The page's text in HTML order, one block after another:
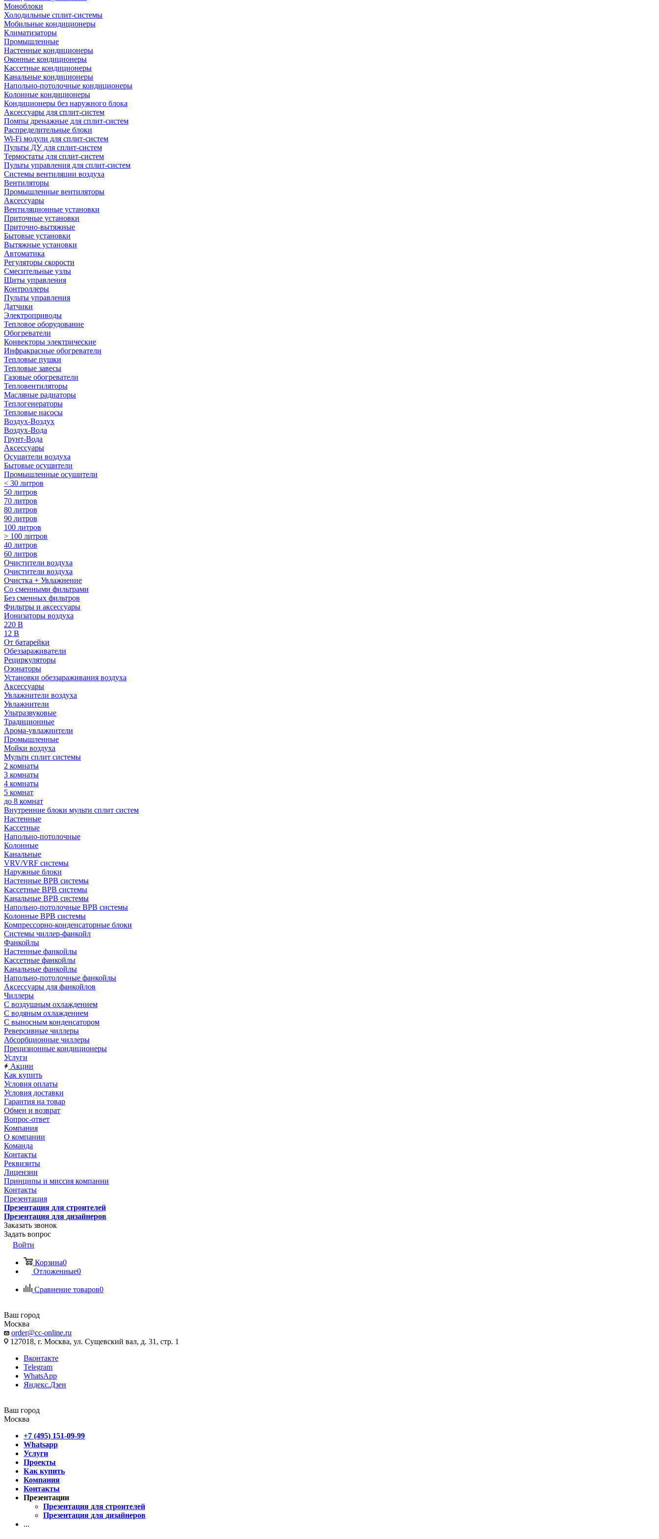
Моноблоки
Холодильные сплит-системы
Мобильные кондиционеры
Климатизаторы
Промышленные
Настенные кондиционеры
Оконные кондиционеры
Кассетные кондиционеры
Канальные кондиционеры
Напольно-потолочные кондиционеры
Колонные кондиционеры
Кондиционеры без наружного блока
Аксессуары для сплит-систем
Помпы дренажные для сплит-систем
Распределительные блоки
Wi-Fi модули для сплит-систем
Пульты ДУ для сплит-систем
Термостаты для сплит-систем
Пульты управления для сплит-систем
Системы вентиляции воздуха
Вентиляторы
Промышленные вентиляторы
Аксессуары
Вентиляционные установки
Приточные установки
Приточно-вытяжные
Бытовые установки
Вытяжные установки
Автоматика
Регуляторы скорости
Смесительные узлы
Щиты управления
Контроллеры
Пульты управления
Датчики
Электроприводы
Тепловое оборудование
Обогреватели
Конвекторы электрические
Инфракрасные обогреватели
Тепловые пушки
Тепловые завесы
Газовые обогреватели
Тепловентиляторы
Масляные радиаторы
Теплогенераторы
Тепловые насосы
Воздух-Воздух
Воздух-Вода
Грунт-Вода
Аксессуары
Осушители воздуха
Бытовые осушители
Промышленные осушители
< 30 литров
50 литров
70 литров
80 литров
90 литров
100 литров
> 100 литров
40 литров
60 литров
Очистители воздуха
Очистители воздуха
Очистка + Увлажнение
Cо сменными фильтрами
Без сменных фильтров
Фильтры и аксессуары
Ионизаторы воздуха
220 В
12 В
От батарейки
Обеззараживатели
Рециркуляторы
Озонаторы
Установки обеззараживания воздуха
Аксессуары
Увлажнители воздуха
Увлажнители
Ультразвуковые
Традиционные
Арома-увлажнители
Промышленные
Мойки воздуха
Мульти сплит системы
2 комнаты
3 комнаты
4 комнаты
5 комнат
до 8 комнат
Внутренние блоки мульти сплит систем
Настенные
Кассетные
Напольно-потолочные
Колонные
Канальные
VRV/VRF системы
Наружные блоки
Настенные ВРВ системы
Кассетные ВРВ системы
Канальные ВРВ системы
Напольно-потолочные ВРВ системы
Колонные ВРВ системы
Компрессорно-конденсаторные блоки
Системы чиллер-фанкойл
Фанкойлы
Настенные фанкойлы
Кассетные фанкойлы
Канальные фанкойлы
Напольно-потолочные фанкойлы
Аксессуары для фанкойлов
Чиллеры
С воздушным охлаждением
С водяным охлаждением
С выносным конденсатором
Реверсивные чиллеры
Абсорбционные чиллеры
Прецизионные кондиционеры
Услуги
Акции
Как купить
Условия оплаты
Условия доставки
Гарантия на товар
Обмен и возврат
Вопрос-ответ
Компания
О компании
Команда
Контакты
Реквизиты
Лицензии
Принципы и миссия компании
Контакты
Презентация
Презентация для строителей
Презентация для дизайнеров
Заказать звонок
Задать вопрос
Войти
Корзина0
Отложенные0
Сравнение товаров0
Ваш город
Москва
order@cc-online.ru
127018, г. Москва, ул. Сущевский вал, д. 31, стр. 1
Вконтакте
Telegram
WhatsApp
Яндекс.Дзен
Ваш город
Москва
+7 (495) 151-09-99
Whatsapp
Услуги
Проекты
Как купить
Компания
Контакты
Презентации
Презентация для строителей
Презентация для дизайнеров
...